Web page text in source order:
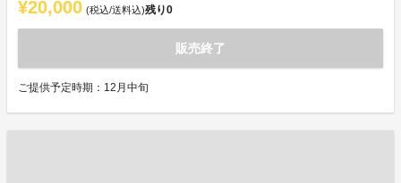
¥20,000 (税込/送料込)残り0
販売終了
ご提供予定時期：12月中旬